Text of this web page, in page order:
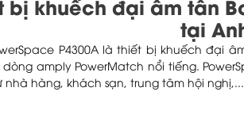
bị khuếch đại âm tần
tại
P4300A là thiết bị khuếch
dòng amply PowerMatch nổi tiếng.
nhà hàng, khách sạn, trung tâm hội